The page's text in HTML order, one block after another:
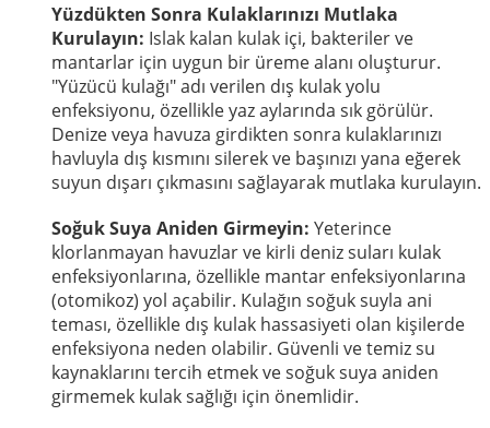
Yüzdükten Sonra Kulaklarınızı Mutlaka
Kurulayın: Islak kalan kulak içi, bakteriler ve
mantarlar için uygun bir üreme alanı oluşturur.
"Yüzücü kulağı" adı verilen dış kulak yolu
enfeksiyonu, özellikle yaz aylarında sık görülür.
Denize veya havuza girdikten sonra kulaklarınızı
havluyla dış kısmını silerek ve başınızı yana eğerek
suyun dışarı çıkmasını sağlayarak mutlaka kurulayın.
Soğuk Suya Aniden Girmeyin: Yeterince
klorlanmayan havuzlar ve kirli deniz suları kulak
enfeksiyonlarına, özellikle mantar enfeksiyonlarına
(otomikoz) yol açabilir. Kulağın soğuk suyla ani
teması, özellikle dış kulak hassasiyeti olan kişilerde
enfeksiyona neden olabilir. Güvenli ve temiz su
kaynaklarını tercih etmek ve soğuk suya aniden
girmemek kulak sağlığı için önemlidir.